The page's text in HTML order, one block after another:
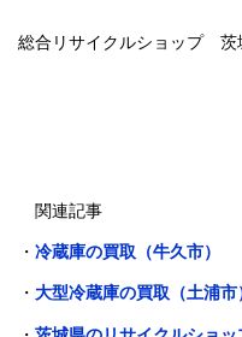
総合リサイクルショップ 茨
関連記事
・ 冷蔵庫の買取（牛久市）
・ 大型冷蔵庫の買取（土浦市